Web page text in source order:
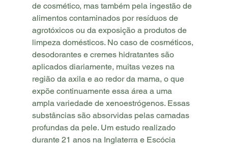
de cosmético, mas também pela ingestão de
alimentos contaminados por resíduos de
agrotóxicos ou da exposição a produtos de
limpeza domésticos. No caso de cosméticos,
desodorantes e cremes hidratantes são
aplicados diariamente, muitas vezes na
região da axila e ao redor da mama, o que
expõe continuamente essa área a uma
ampla variedade de xenoestrógenos. Essas
substâncias são absorvidas pelas camadas
profundas da pele. Um estudo realizado
durante 21 anos na Inglaterra e Escócia